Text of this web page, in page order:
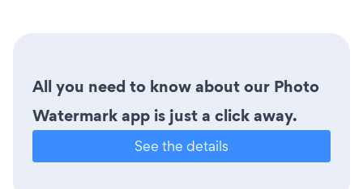
All you need to know about our Photo
Watermark app is just a click away.
See the details